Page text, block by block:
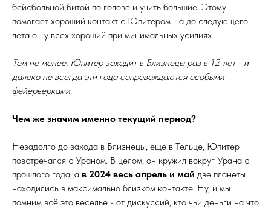
бейсбольной битой по голове и учить большие. Этому
помогает хороший контакт с Юпитером - а до следующего
лета он у всех хороший при минимальных усилиях.
Тем не менее, Юпитер заходит в Близнецы раз в 12 лет - и
далеко не всегда эти года сопровождаются особыми
фейерверками.
Чем же значим именно текущий период?
Незадолго до захода в Близнецы, ещё в Тельце, Юпитер
повстречался с Ураном. В целом, он кружил вокруг Урана с
прошлого года, а в 2024 весь апрель и май две планеты
находились в максимально близком контакте. Ну, и мы
помним всё это веселье - от дискуссий, кто чьи деньги на что